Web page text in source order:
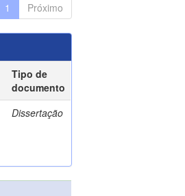
1 Próximo
Tipo de
documento
Dissertação